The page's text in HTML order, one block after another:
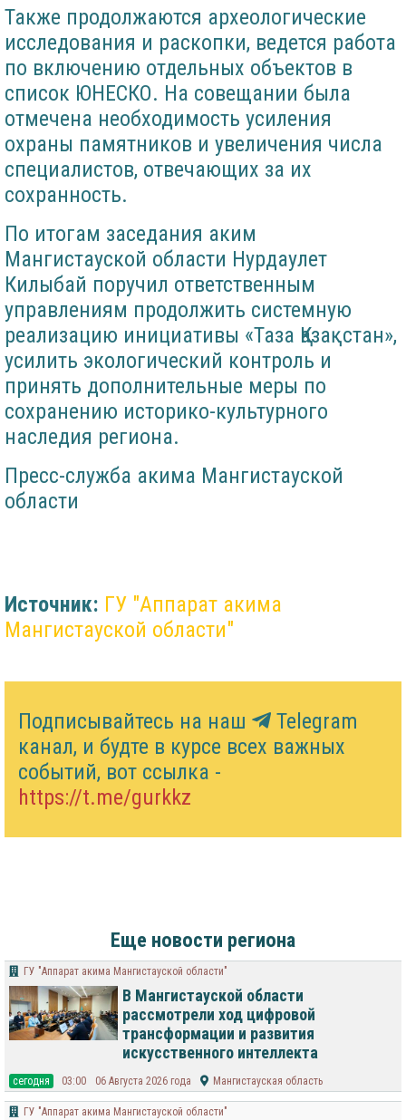
Также продолжаются археологические
исследования и раскопки, ведется работа
по включению отдельных объектов в
список ЮНЕСКО. На совещании была
отмечена необходимость усиления
охраны памятников и увеличения числа
специалистов, отвечающих за их
сохранность.
По итогам заседания аким
Мангистауской области Нурдаулет
Килыбай поручил ответственным
управлениям продолжить системную
реализацию инициативы «Таза Қазақстан»,
усилить экологический контроль и
принять дополнительные меры по
сохранению историко-культурного
наследия региона.
Пресс-служба акима Мангистауской
области
Источник: ГУ "Аппарат акима
Мангистауской области"
Подписывайтесь на наш
Telegram
канал, и будте в курсе всех важных
событий, вот ссылка -
https://t.me/gurkkz
Еще новости региона
ГУ "Аппарат акима Мангистауской области"
В Мангистауской области
рассмотрели ход цифровой
трансформации и развития
искусственного интеллекта
cегодня 03:00 06 Августа 2026 года Мангистауская область
ГУ "Аппарат акима Мангистауской области"